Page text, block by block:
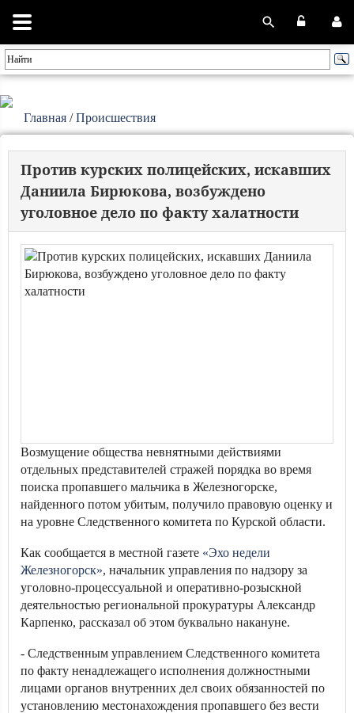
Главная /Происшествия
Против курских полицейских, искавших
Даниила Бирюкова, возбуждено
уголовное дело по факту халатности
Возмущение общества невнятными действиями
отдельных представителей стражей порядка во время
поиска пропавшего мальчика в Железногорске,
найденного потом убитым, получило правовую оценку и
на уровне Следственного комитета по Курской области.
Как сообщается в местной газете «Эхо недели
Железногорск», начальник управления по надзору за
уголовно-процессуальной и оперативно-розыскной
деятельностью региональной прокуратуры Александр
Карпенко, рассказал об этом буквально накануне.
- Следственным управлением Следственного комитета
по факту ненадлежащего исполнения должностными
лицами органов внутренних дел своих обязанностей по
установлению местонахождения пропавшего без вести